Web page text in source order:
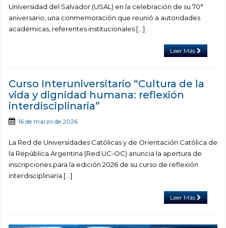
Universidad del Salvador (USAL) en la celebración de su 70°
aniversario, una conmemoración que reunió a autoridades
académicas, referentes institucionales […]
Leer Más
Curso Interuniversitario “Cultura de la
vida y dignidad humana: reflexión
interdisciplinaria”
16 de marzo de 2026
La Red de Universidades Católicas y de Orientación Católica de
la República Argentina (Red UC-OC) anuncia la apertura de
inscripciones para la edición 2026 de su curso de reflexión
interdisciplinaria […]
Leer Más